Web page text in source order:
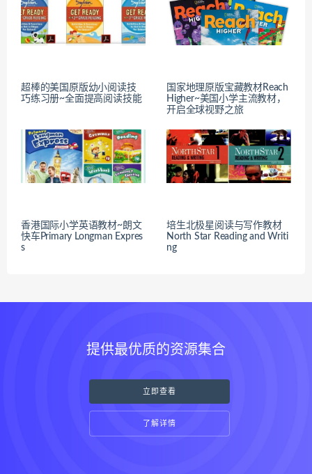
超棒的美国原版幼小阅读技
巧练习册~全面提高阅读技能
国家地理原版宝藏教材Reach
Higher~美国小学主流教材，
开启全球视野之旅
香港国际小学英语教材~朗文
快车Primary Longman Expres
s
培生北极星阅读与写作教材
North Star Reading and Writi
ng
提供最优质的资源集合
立即查看
了解详情